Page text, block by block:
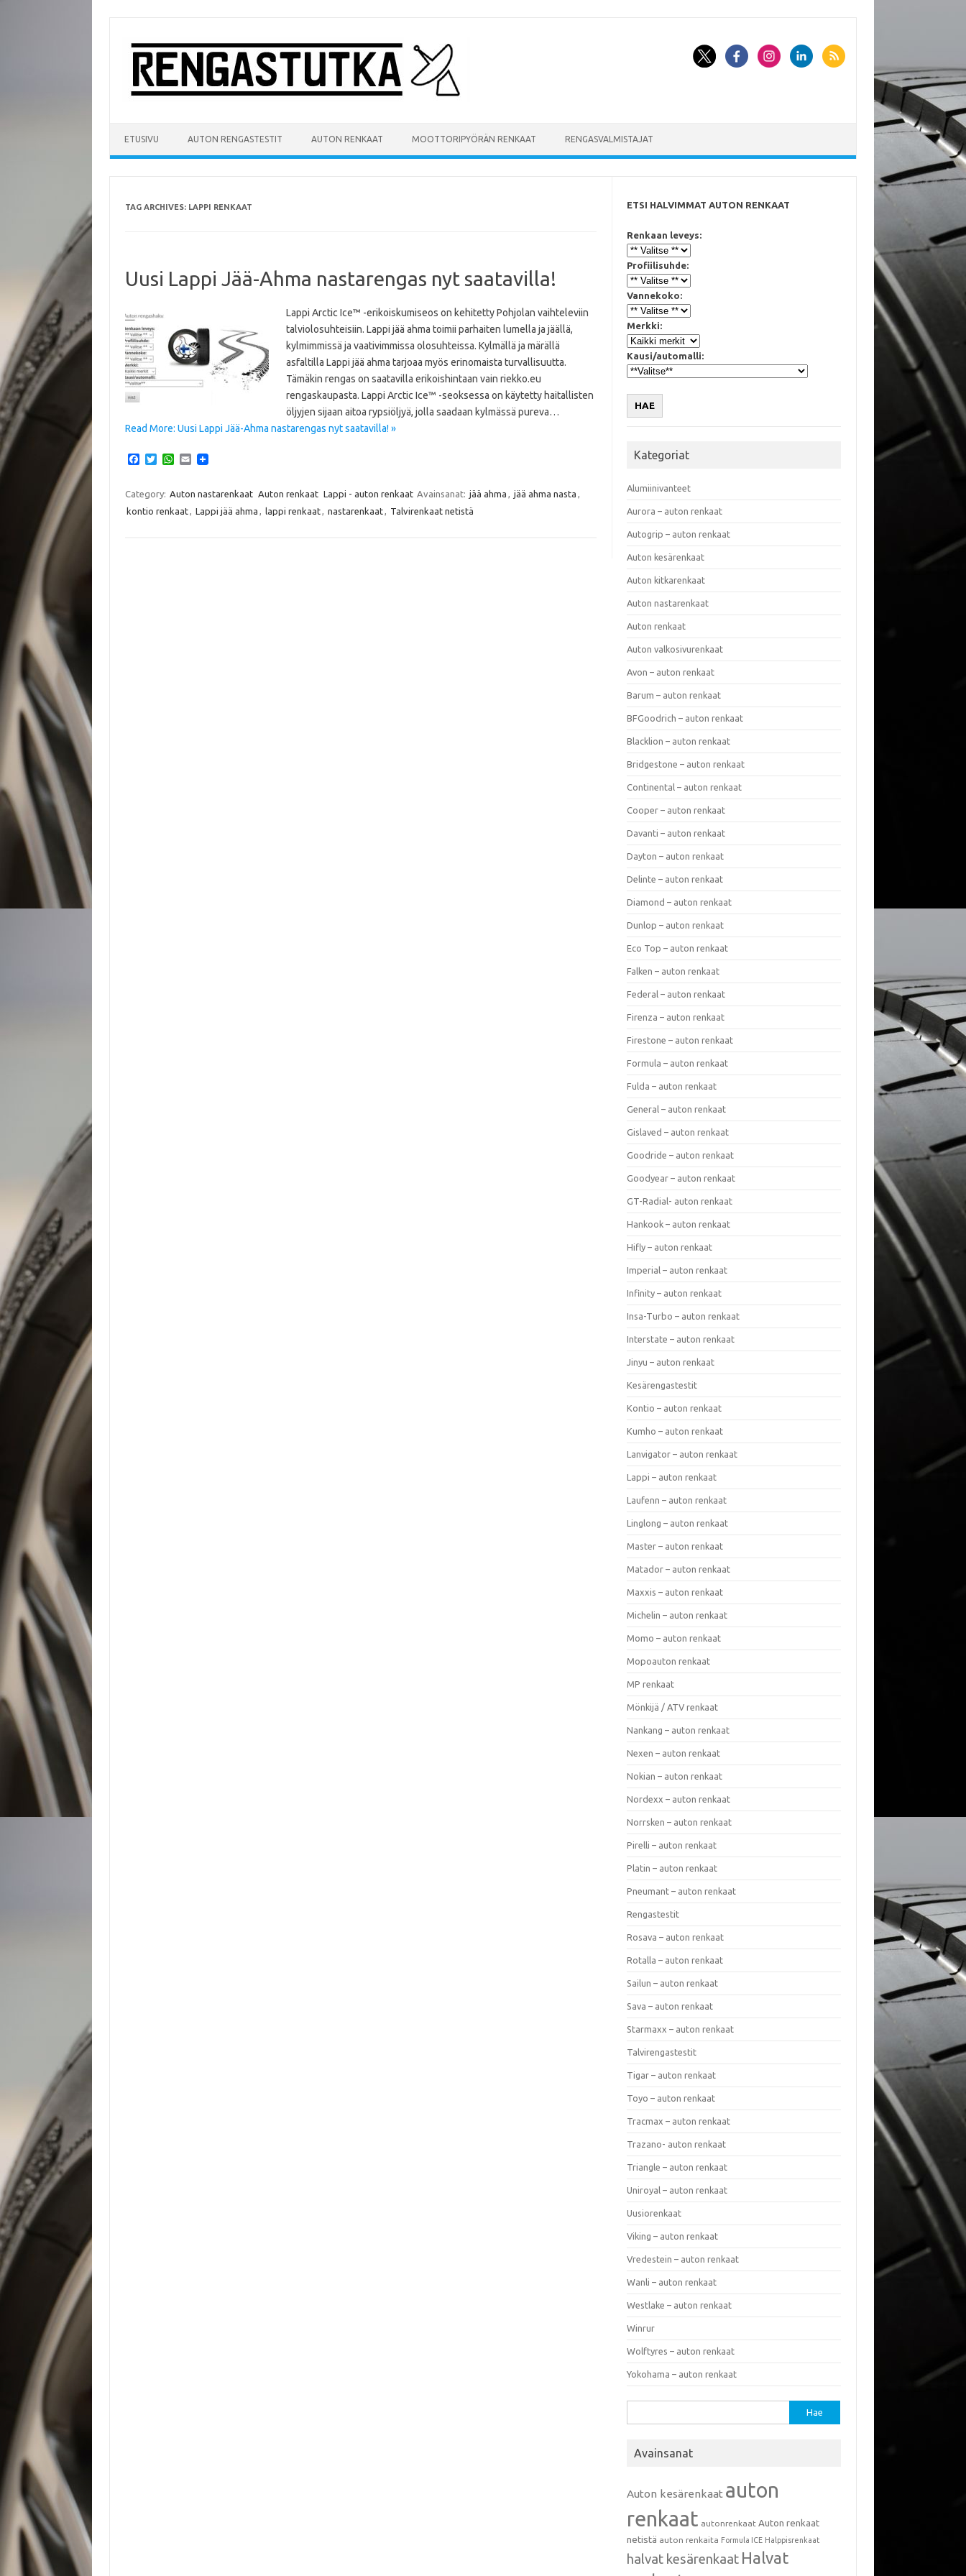
content
ETUSIVU AUTON RENGASTESTIT AUTON RENKAAT MOOTTORIPYÖRÄN RENKAAT RENGASVALMISTAJAT
TAG ARCHIVES: LAPPI RENKAAT
Uusi Lappi Jää-Ahma nastarengas nyt saatavilla!
Lappi Arctic Ice™ -erikoiskumiseos on kehitetty Pohjolan vaihteleviin
talviolosuhteisiin. Lappi jää ahma toimii parhaiten lumella ja jäällä,
kylmimmissä ja vaativimmissa olosuhteissa. Kylmällä ja märällä
asfaltilla Lappi jää ahma tarjoaa myös erinomaista turvallisuutta.
Tämäkin rengas on saatavilla erikoishintaan vain riekko.eu
rengaskaupasta. Lappi Arctic Ice™ -seoksessa on käytetty haitallisten
öljyjen sijaan aitoa rypsiöljyä, jolla saadaan kylmässä pureva…
Read More: Uusi Lappi Jää-Ahma nastarengas nyt saatavilla! »
e
b
o
T
t
e
W
t
A
E
i
Category: Auton nastarenkaat Auton renkaat Lappi - auton renkaat Avainsanat: jää ahma , jää ahma nasta ,
kontio renkaat, Lappi jää ahma , lappi renkaat, nastarenkaat, Talvirenkaat netistä
ETSI HALVIMMAT AUTON RENKAAT
Renkaan leveys:
Profiilisuhde:
Vannekoko:
Merkki:
Kausi/automalli:
HAE
Kategoriat
Alumiinivanteet
Aurora – auton renkaat
Autogrip – auton renkaat
Auton kesärenkaat
Auton kitkarenkaat
Auton nastarenkaat
Auton renkaat
Auton valkosivurenkaat
Avon – auton renkaat
Barum – auton renkaat
BFGoodrich – auton renkaat
Blacklion – auton renkaat
Bridgestone – auton renkaat
Continental – auton renkaat
Cooper – auton renkaat
Davanti – auton renkaat
Dayton – auton renkaat
Delinte – auton renkaat
Diamond – auton renkaat
Dunlop – auton renkaat
Eco Top – auton renkaat
Falken – auton renkaat
Federal – auton renkaat
Firenza – auton renkaat
Firestone – auton renkaat
Formula – auton renkaat
Fulda – auton renkaat
General – auton renkaat
Gislaved – auton renkaat
Goodride – auton renkaat
Goodyear – auton renkaat
GT-Radial- auton renkaat
Hankook – auton renkaat
Hifly – auton renkaat
Imperial – auton renkaat
Infinity – auton renkaat
Insa-Turbo – auton renkaat
Interstate – auton renkaat
Jinyu – auton renkaat
Kesärengastestit
Kontio – auton renkaat
Kumho – auton renkaat
Lanvigator – auton renkaat
Lappi – auton renkaat
Laufenn – auton renkaat
Linglong – auton renkaat
Master – auton renkaat
Matador – auton renkaat
Maxxis – auton renkaat
Michelin – auton renkaat
Momo – auton renkaat
Mopoauton renkaat
MP renkaat
Mönkijä / ATV renkaat
Nankang – auton renkaat
Nexen – auton renkaat
Nokian – auton renkaat
Nordexx – auton renkaat
Norrsken – auton renkaat
Pirelli – auton renkaat
Platin – auton renkaat
Pneumant – auton renkaat
Rengastestit
Rosava – auton renkaat
Rotalla – auton renkaat
Sailun – auton renkaat
Sava – auton renkaat
Starmaxx – auton renkaat
Talvirengastestit
Tigar – auton renkaat
Toyo – auton renkaat
Tracmax – auton renkaat
Trazano- auton renkaat
Triangle – auton renkaat
Uniroyal – auton renkaat
Uusiorenkaat
Viking – auton renkaat
Vredestein – auton renkaat
Wanli – auton renkaat
Westlake – auton renkaat
Winrur
Wolftyres – auton renkaat
Yokohama – auton renkaat
Avainsanat
Auton kesärenkaat auton
renkaat autonrenkaat Auton renkaat
netistä auton renkaita Formula ICE Halppisrenkaat
halvat kesärenkaat Halvat